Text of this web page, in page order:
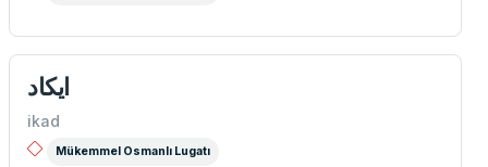
ایكاد
ikad
Mükemmel Osmanlı Lugatı